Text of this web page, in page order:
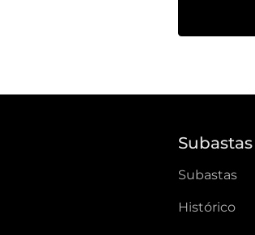
Subastas
subastas
histórico